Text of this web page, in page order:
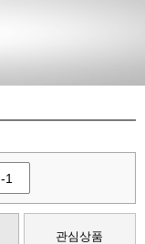
-1
관심상품